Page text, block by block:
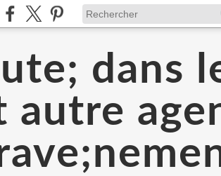
dans
autre